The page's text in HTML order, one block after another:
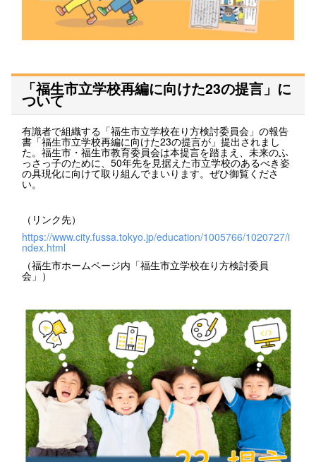
「福生市立学校再編に向けた23の提言」に
ついて
有識者で組織する「福生市立学校在り方検討委員会」の報告
書「福生市立学校再編に向けた23の提言が」提出されまし
た。福生市・福生市教育委員会は本提言を踏まえ、未来のふ
っさっ子のために、50年先を見据えた市立学校のあるべき姿
の具現化に向けて取り組んでまいります。ぜひ御覧くださ
い。
（リンク先）
https://www.city.fussa.tokyo.jp/education/1005766/1020727/i
ndex.html
（福生市ホームページ内「福生市立学校在り方検討委員
会」）